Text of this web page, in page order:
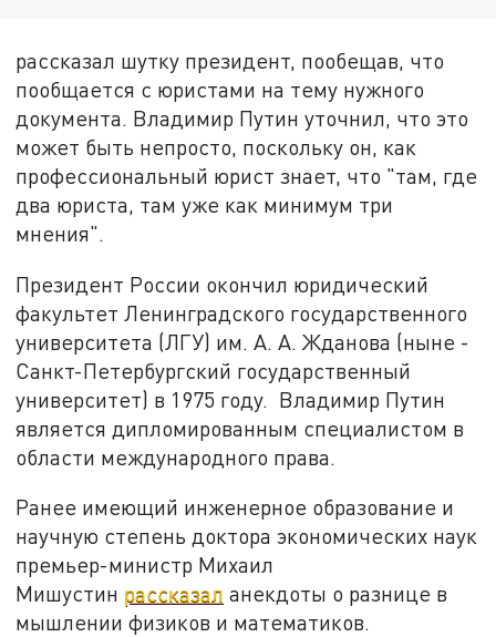
рассказал шутку президент, пообещав, что
пообщается с юристами на тему нужного
документа. Владимир Путин уточнил, что это
может быть непросто, поскольку он, как
профессиональный юрист знает, что "там, где
два юриста, там уже как минимум три
мнения".
Президент России окончил юридический
факультет Ленинградского государственного
университета (ЛГУ) им. А. А. Жданова (ныне -
Санкт-Петербургский государственный
университет) в 1975 году. Владимир Путин
является дипломированным специалистом в
области международного права.
Ранее имеющий инженерное образование и
научную степень доктора экономических наук
премьер-министр Михаил
Мишустин рассказал анекдоты о разнице в
мышлении физиков и математиков.